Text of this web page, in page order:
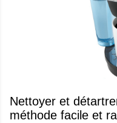
Nettoyer et
méthode facile et